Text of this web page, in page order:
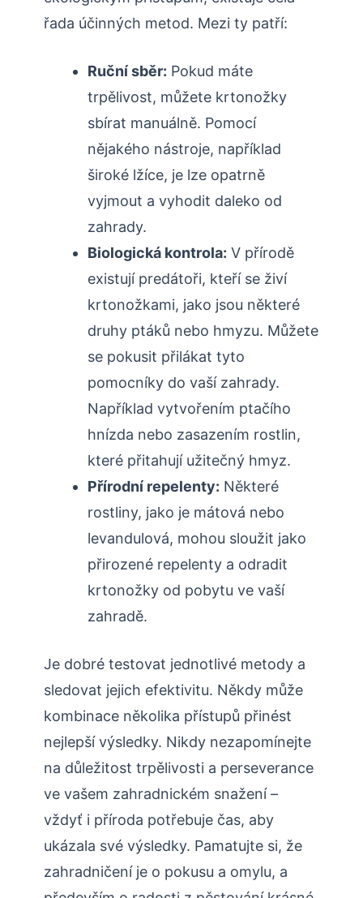
řada účinných metod. Mezi ty patří:
Ruční sběr: Pokud máte
trpělivost, můžete krtonožky⁣
sbírat ⁢manuálně. Pomocí
nějakého nástroje, například
široké lžíce, je lze opatrně
vyjmout a vyhodit daleko od
zahrady.
Biologická kontrola: V přírodě​
existují predátoři,⁢ kteří se živí​
krtonožkami, jako⁣ jsou některé
⁤druhy ptáků‍ nebo hmyzu. Můžete
se pokusit přilákat ⁣tyto
pomocníky do vaší zahrady.
Například vytvořením ptačího
hnízda nebo zasazením rostlin,
⁢které přitahují​ užitečný hmyz.
Přírodní repelenty: Některé
rostliny,⁣ jako je mátová nebo
levandulová, mohou⁤ sloužit jako
přirozené repelenty‍ a odradit
krtonožky od pobytu ve vaší‌
zahradě.
Je‌ dobré testovat jednotlivé‍ metody a​
sledovat jejich efektivitu. Někdy může
kombinace několika přístupů⁢ přinést
nejlepší výsledky. Nikdy nezapomínejte
na⁣ důležitost trpělivosti a perseverance
ve vašem zahradnickém snažení –
vždyť i příroda potřebuje čas, aby
ukázala své výsledky. Pamatujte si, že
zahradničení je o pokusu a omylu, a